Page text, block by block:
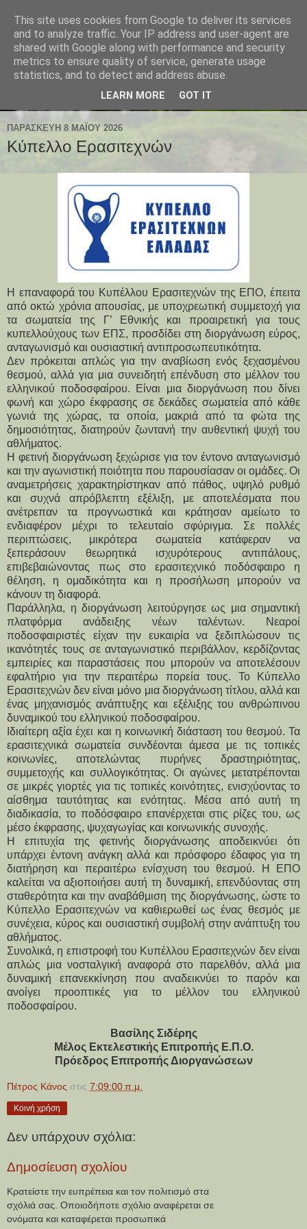
ΠΑΡΑΣΚΕΥΉ 8 ΜΑΪ́ΟΥ 2026
Κύπελλο Ερασιτεχνών
Η επαναφορά του Κυπέλλου Ερασιτεχνών της ΕΠΟ, έπειτα
από οκτώ χρόνια απουσίας, με υποχρεωτική συμμετοχή για
τα σωματεία της Γ’ Εθνικής και προαιρετική για τους
κυπελλούχους των ΕΠΣ, προσδίδει στη διοργάνωση εύρος,
ανταγωνισμό και ουσιαστική αντιπροσωπευτικότητα.
Δεν πρόκειται απλώς για την αναβίωση ενός ξεχασμένου
θεσμού, αλλά για μια συνειδητή επένδυση στο μέλλον του
ελληνικού ποδοσφαίρου. Είναι μια διοργάνωση που δίνει
φωνή και χώρο έκφρασης σε δεκάδες σωματεία από κάθε
γωνιά της χώρας, τα οποία, μακριά από τα φώτα της
δημοσιότητας, διατηρούν ζωντανή την αυθεντική ψυχή του
αθλήματος.
Η φετινή διοργάνωση ξεχώρισε για τον έντονο ανταγωνισμό
και την αγωνιστική ποιότητα που παρουσίασαν οι ομάδες. Οι
αναμετρήσεις χαρακτηρίστηκαν από πάθος, υψηλό ρυθμό
και συχνά απρόβλεπτη εξέλιξη, με αποτελέσματα που
ανέτρεπαν τα προγνωστικά και κράτησαν αμείωτο το
ενδιαφέρον μέχρι το τελευταίο σφύριγμα. Σε πολλές
περιπτώσεις, μικρότερα σωματεία κατάφεραν να
ξεπεράσουν θεωρητικά ισχυρότερους αντιπάλους,
επιβεβαιώνοντας πως στο ερασιτεχνικό ποδόσφαιρο η
θέληση, η ομαδικότητα και η προσήλωση μπορούν να
κάνουν τη διαφορά.
Παράλληλα, η διοργάνωση λειτούργησε ως μια σημαντική
πλατφόρμα ανάδειξης νέων ταλέντων. Νεαροί
ποδοσφαιριστές είχαν την ευκαιρία να ξεδιπλώσουν τις
ικανότητές τους σε ανταγωνιστικό περιβάλλον, κερδίζοντας
εμπειρίες και παραστάσεις που μπορούν να αποτελέσουν
εφαλτήριο για την περαιτέρω πορεία τους. Το Κύπελλο
Ερασιτεχνών δεν είναι μόνο μια διοργάνωση τίτλου, αλλά και
ένας μηχανισμός ανάπτυξης και εξέλιξης του ανθρώπινου
δυναμικού του ελληνικού ποδοσφαίρου.
Ιδιαίτερη αξία έχει και η κοινωνική διάσταση του θεσμού. Τα
ερασιτεχνικά σωματεία συνδέονται άμεσα με τις τοπικές
κοινωνίες, αποτελώντας πυρήνες δραστηριότητας,
συμμετοχής και συλλογικότητας. Οι αγώνες μετατρέπονται
σε μικρές γιορτές για τις τοπικές κοινότητες, ενισχύοντας το
αίσθημα ταυτότητας και ενότητας. Μέσα από αυτή τη
διαδικασία, το ποδόσφαιρο επανέρχεται στις ρίζες του, ως
μέσο έκφρασης, ψυχαγωγίας και κοινωνικής συνοχής.
Η επιτυχία της φετινής διοργάνωσης αποδεικνύει ότι
υπάρχει έντονη ανάγκη αλλά και πρόσφορο έδαφος για τη
διατήρηση και περαιτέρω ενίσχυση του θεσμού. Η ΕΠΟ
καλείται να αξιοποιήσει αυτή τη δυναμική, επενδύοντας στη
σταθερότητα και την αναβάθμιση της διοργάνωσης, ώστε το
Κύπελλο Ερασιτεχνών να καθιερωθεί ως ένας θεσμός με
συνέχεια, κύρος και ουσιαστική συμβολή στην ανάπτυξη του
αθλήματος.
Συνολικά, η επιστροφή του Κυπέλλου Ερασιτεχνών δεν είναι
απλώς μια νοσταλγική αναφορά στο παρελθόν, αλλά μια
δυναμική επανεκκίνηση που αναδεικνύει το παρόν και
ανοίγει προοπτικές για το μέλλον του ελληνικού
ποδοσφαίρου.
Βασίλης Σιδέρης
Μέλος Εκτελεστικής Επιτροπής Ε.Π.Ο.
Πρόεδρος Επιτροπής Διοργανώσεων
Πέτρος Κάνος στις 7:09:00 π.μ.
Κοινή χρήση
Δεν υπάρχουν σχόλια:
Δημοσίευση σχολίου
Κρατείστε την ευπρέπεια και τον πολιτισμό στα
σχόλιά σας. Οποιοδήποτε σχόλιο αναφέρεται σε
ονόματα και καταφέρεται προσωπικά
This site uses cookies from Google to deliver its services
and to analyze traffic. Your IP address and user-agent are
shared with Google along with performance and security
metrics to ensure quality of service, generate usage
statistics, and to detect and address abuse.
LEARN MORE GOT IT